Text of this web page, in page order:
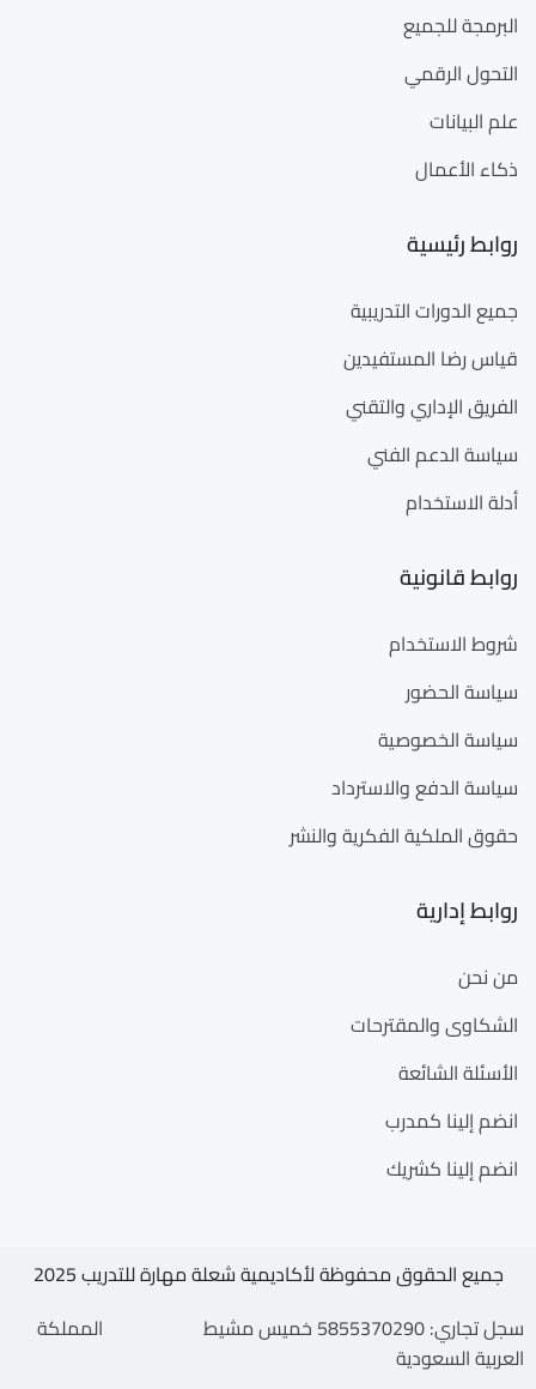
البرمجة للجميع
التحول الرقمي
علم البيانات
ذكاء الأعمال
روابط رئيسية
جميع الدورات التدريبية
قياس رضا المستفيدين
الفريق الإداري والتقني
سياسة الدعم الفني
أدلة الاستخدام
روابط قانونية
شروط الاستخدام
سياسة الحضور
سياسة الخصوصية
سياسة الدفع والاسترداد
حقوق الملكية الفكرية والنشر
روابط إدارية
من نحن
الشكاوى والمقترحات
الأسئلة الشائعة
انضم إلينا كمدرب
انضم إلينا كشريك
جميع الحقوق محفوظة لأكاديمية شعلة مهارة للتدريب 2025
سجل تجاري: 5855370290 خميس مشيط المملكة
العربية السعودية